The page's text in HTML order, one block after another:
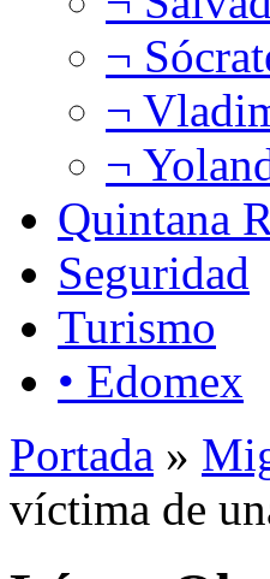
¬
¬
¬
Quintana
Seguridad
Turismo
• Edomex
Portada »
víctima de